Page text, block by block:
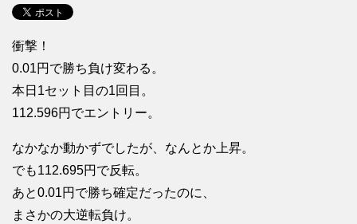
衝撃！
0.01円で勝ち負け変わる。
本日1セット目の1回目。
112.596円でエントリー。
なかなか動かずでしたが、なんとか上昇。
でも112.695円で反転。
あと0.01円で勝ち確定だったのに、
まさかの大逆転負け。